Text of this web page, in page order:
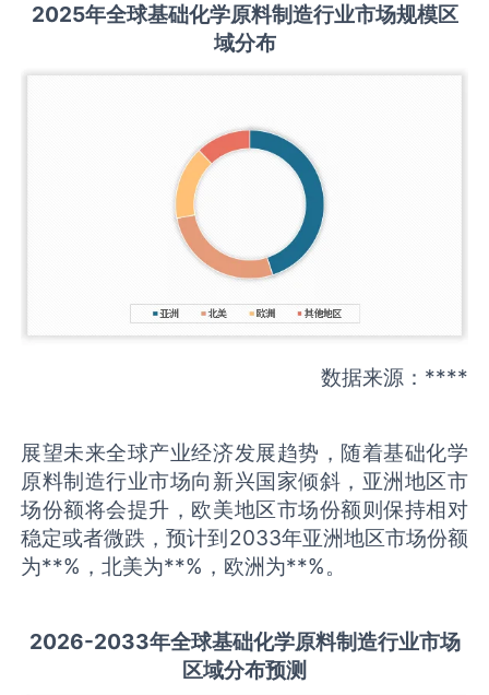
2025年全球基础化学原料制造行业市场规模区
域分布
数据来源：****
展望未来全球产业经济发展趋势，随着基础化学
原料制造行业市场向新兴国家倾斜，亚洲地区市
场份额将会提升，欧美地区市场份额则保持相对
稳定或者微跌，预计到2033年亚洲地区市场份额
为**%，北美为**%，欧洲为**%。
2026-2033年全球基础化学原料制造行业市场
区域分布预测